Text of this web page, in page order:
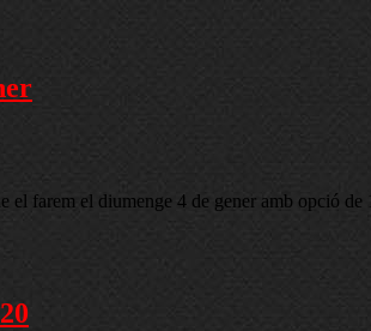
farem el diumenge 4 de gener amb opció